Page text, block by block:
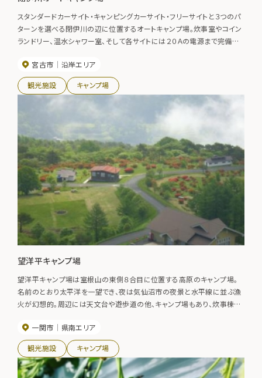
スタンダードカーサイト・キャンピングカーサイト・フリーサイトと３つのパ
ターンを選べる閉伊川の辺に位置するオートキャンプ場。炊事室やコイン
ランドリー、温水シャワー室、そして各サイトには２０Ａの電源まで完備し、
在が楽しめる。釣りの拠点にも最適です。【期間】4月～10月
宮古市 沿岸エリア
観光施設 キャンプ場
望洋平キャンプ場
望洋平キャンプ場は室根山の東側８合目に位置する高原のキャンプ場。
名前のとおり太平洋を一望でき、夜は気仙沼市の夜景と水平線に並ぶ漁
火が幻想的。周辺には天文台や遊歩道の他、キャンプ場もあり、炊事棟や
一関市
県南エリア
観光施設 キャンプ場